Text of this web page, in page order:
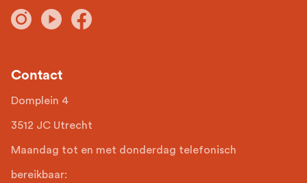
Contact
Domplein 4
3512 JC Utrecht
Maandag tot en met donderdag telefonisch
bereikbaar: